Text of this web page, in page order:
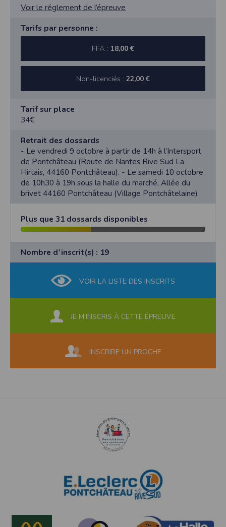
Voir le réglement de l’épreuve
Tarifs par personne :
FFA : 18,00 €
Non-licenciés : 22,00 €
Tarif sur place
34€
Retrait des dossards
- Le vendredi 9 octobre à partir de 14h à l’Intersport
de Pontchâteau (Route de Nantes Rive Sud La
Hirtais, 44160 Pontchâteau). - Le samedi 10 octobre
de 10h30 à 19h sous la halle du marché, Allée du
brivet 44160 Pontchâteau (Village Pontchâtelaine)
Plus que 31 dossards disponibles
Nombre d’inscrit(s) : 19
VOIR LA LISTE DES INSCRITS
JE M’INSCRIS À CETTE ÉPREUVE
INSCRIRE UN PROCHE